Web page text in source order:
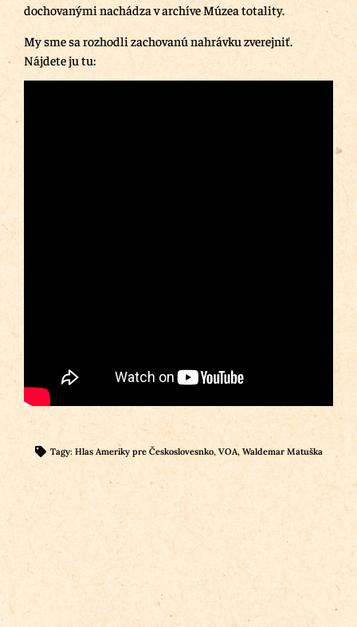
dochovanými nachádza v archíve Múzea totality.
My sme sa rozhodli zachovanú nahrávku zverejniť.
Nájdete ju tu:
Tagy: Hlas Ameriky pre Českoslovesnko, VOA, Waldemar Matuška